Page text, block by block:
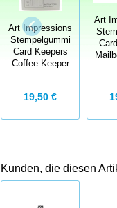
Art Impressions
Stempelgummi
Card Keepers
Coffee Keeper
19,50 €
Art
Kunden, die diesen